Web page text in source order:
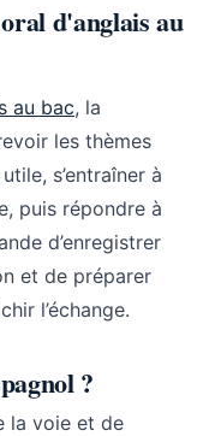
d'anglais au
au bac, la
les thèmes
s’entraîner à
puis répondre à
d’enregistrer
et de préparer
l’échange.
?
la voie et de